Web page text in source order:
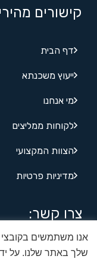
קישורים
דף הבית
ייעוץ משכנתא
מי אנחנו
לקוחות ממליצים
הצוות המקצועי
מדיניות פרטיות
צרו קשר:
מגדל ב.ס.ר 4 - מצדה 7 , בני ברק
שלך באתר שלנו. על